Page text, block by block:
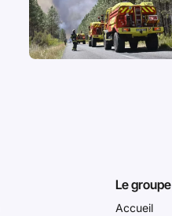
Le groupe
Accueil